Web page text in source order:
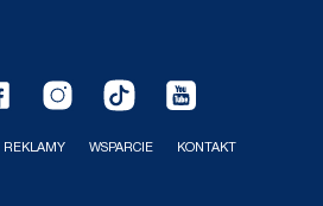
REKLAMY WSPARCIE KONTAKT